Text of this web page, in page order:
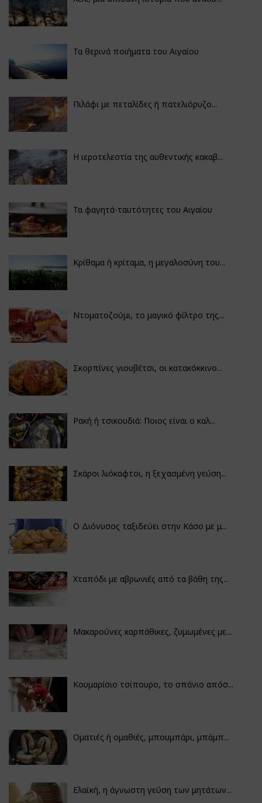
Τα θερινά ποιήματα του Αιγαίου
Πιλάφι με πεταλίδες ή πατελιόρυζο...
Η ιεροτελεστία της αυθεντικής κακαβ...
Τα φαγητά-ταυτότητες του Αιγαίου
Κρίθαμα ή κρίταμα, η μεγαλοσύνη του...
Ντοματοζούμι, το μαγικό φίλτρο της...
Σκορπίνες γιουβέτσι, οι κατακόκκινο...
Ρακή ή τσικουδιά: Ποιος είναι ο καλ...
Σκάροι λιόκαφτοι, η ξεχασμένη γεύση...
Ο Διόνυσος ταξιδεύει στην Κάσο με μ...
Χταπόδι με αβρωνιές από τα βάθη της...
Μακαρούνες καρπάθικες, ζυμωμένες με...
Κουμαρίσιο τσίπουρο, το σπάνιο απόσ...
Οματιές ή ομαθιές, μπουμπάρι, μπάμπ...
Ελαϊκή, η άγνωστη γεύση των μητάτων...